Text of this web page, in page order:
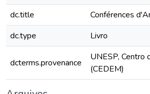
dc.title
Conférences
dc.type
Livro
dcterms.provenance
UNESP, Centro
(CEDEM)